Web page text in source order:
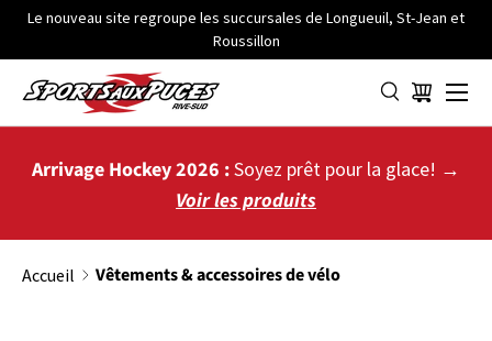
ALLER AU CONTENU
Le nouveau site regroupe les succursales de Longueuil, St-Jean et
Roussillon
Panier
Menu
Arrivage Hockey 2026 :Soyez prêt pour la glace! →
Voir les produits
Accueil Vêtements & accessoires de vélo